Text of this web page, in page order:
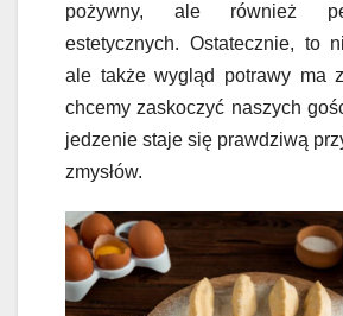
pożywny, ale również
estetycznych. Ostatecznie, to
ale także wygląd potrawy ma
chcemy zaskoczyć naszych
jedzenie staje się prawdziwą
zmysłów.